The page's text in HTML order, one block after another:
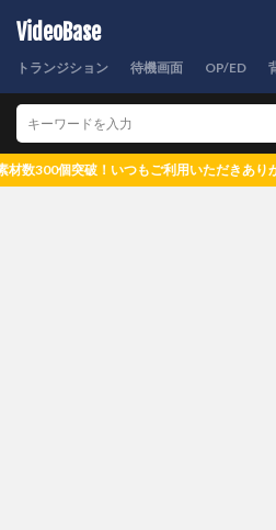
VideoBase
トランジション 待機画面 OP/ED
数300個突破！いつもご利用いただきありが